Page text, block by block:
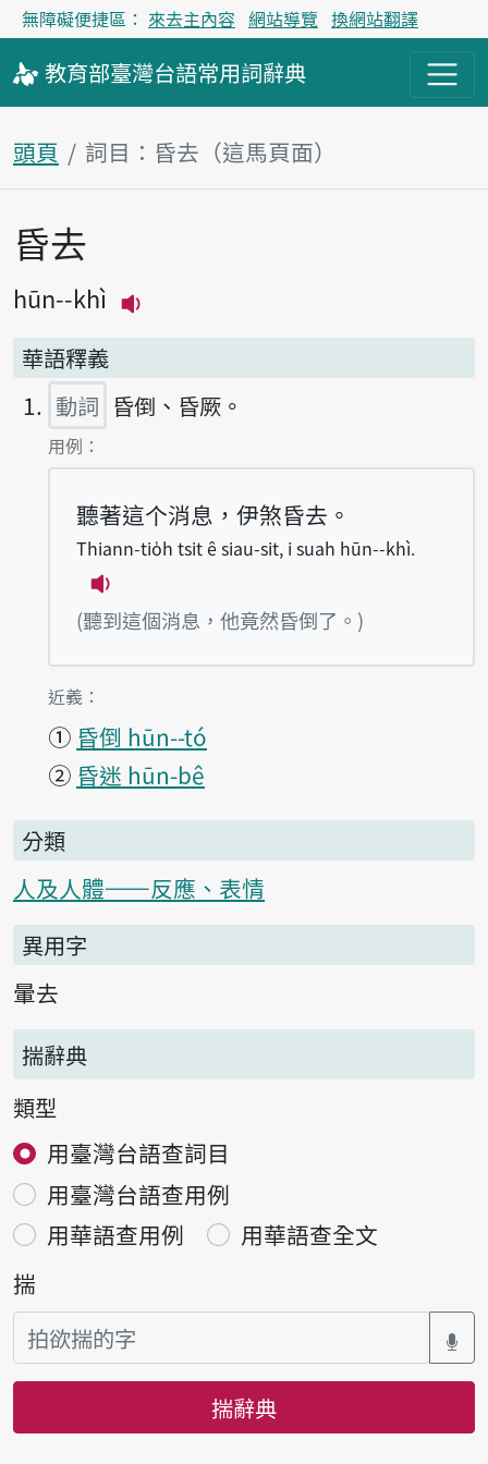
無障礙便捷區： 來去主內容 網站導覽 換網站翻譯
教育部臺灣台語常用詞辭典
頭頁 詞目：昏去（這馬頁面）
主內容區
昏去
hūn--khì
華語釋義
動詞 昏倒、昏厥。
第1項釋義的
用例：
聽著這个消息，伊煞昏去。
Thiann-tio̍h tsit ê siau-sit, i suah hūn--khì.
播放例句Thiann-tio̍h tsit ê siau-sit, i
(聽到這個消息，他竟然昏倒了。)
第1項釋義的
近義：
① 昏倒 hūn--tó
② 昏迷 hūn-bê
分類
人及人體——反應、表情
異用字
暈去
揣辭典
類型
用臺灣台語查詞目
用臺灣台語查用例
用華語查用例
用華語查全文
揣
揣辭典